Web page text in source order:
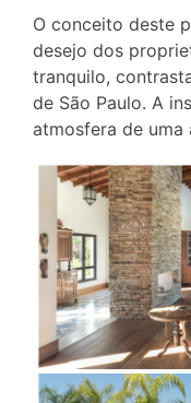
O conceito deste
desejo dos
tranquilo,
de São Paulo. A
atmosfera de uma